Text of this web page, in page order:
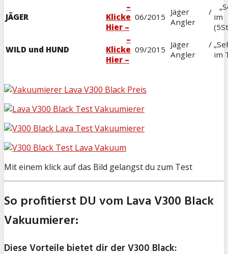
JÄGER
–
Klicke
Hier –
06/2015 Jäger /
Angler
WILD und HUND
–
Klicke
Hier –
09/2015 Jäger /
Angler
im
Mit einem klick auf das Bild gelangst du zum Test
So profitierst DU vom Lava V300 Black
Vakuumierer:
Diese Vorteile bietet dir der V300 Black: